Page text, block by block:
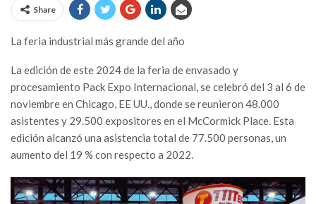
Share
La feria industrial más grande del año
La edición de este 2024 de la feria de envasado y
procesamiento Pack Expo Internacional, se celebró del 3 al 6 de
noviembre en Chicago, EE UU., donde se reunieron 48.000
asistentes y 29.500 expositores en el McCormick Place. Esta
edición alcanzó una asistencia total de 77.500 personas, un
aumento del 19 % con respecto a 2022.